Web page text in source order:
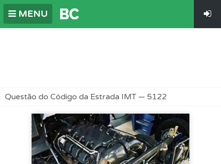
MENU
Questão do Código da Estrada IMT — 5122